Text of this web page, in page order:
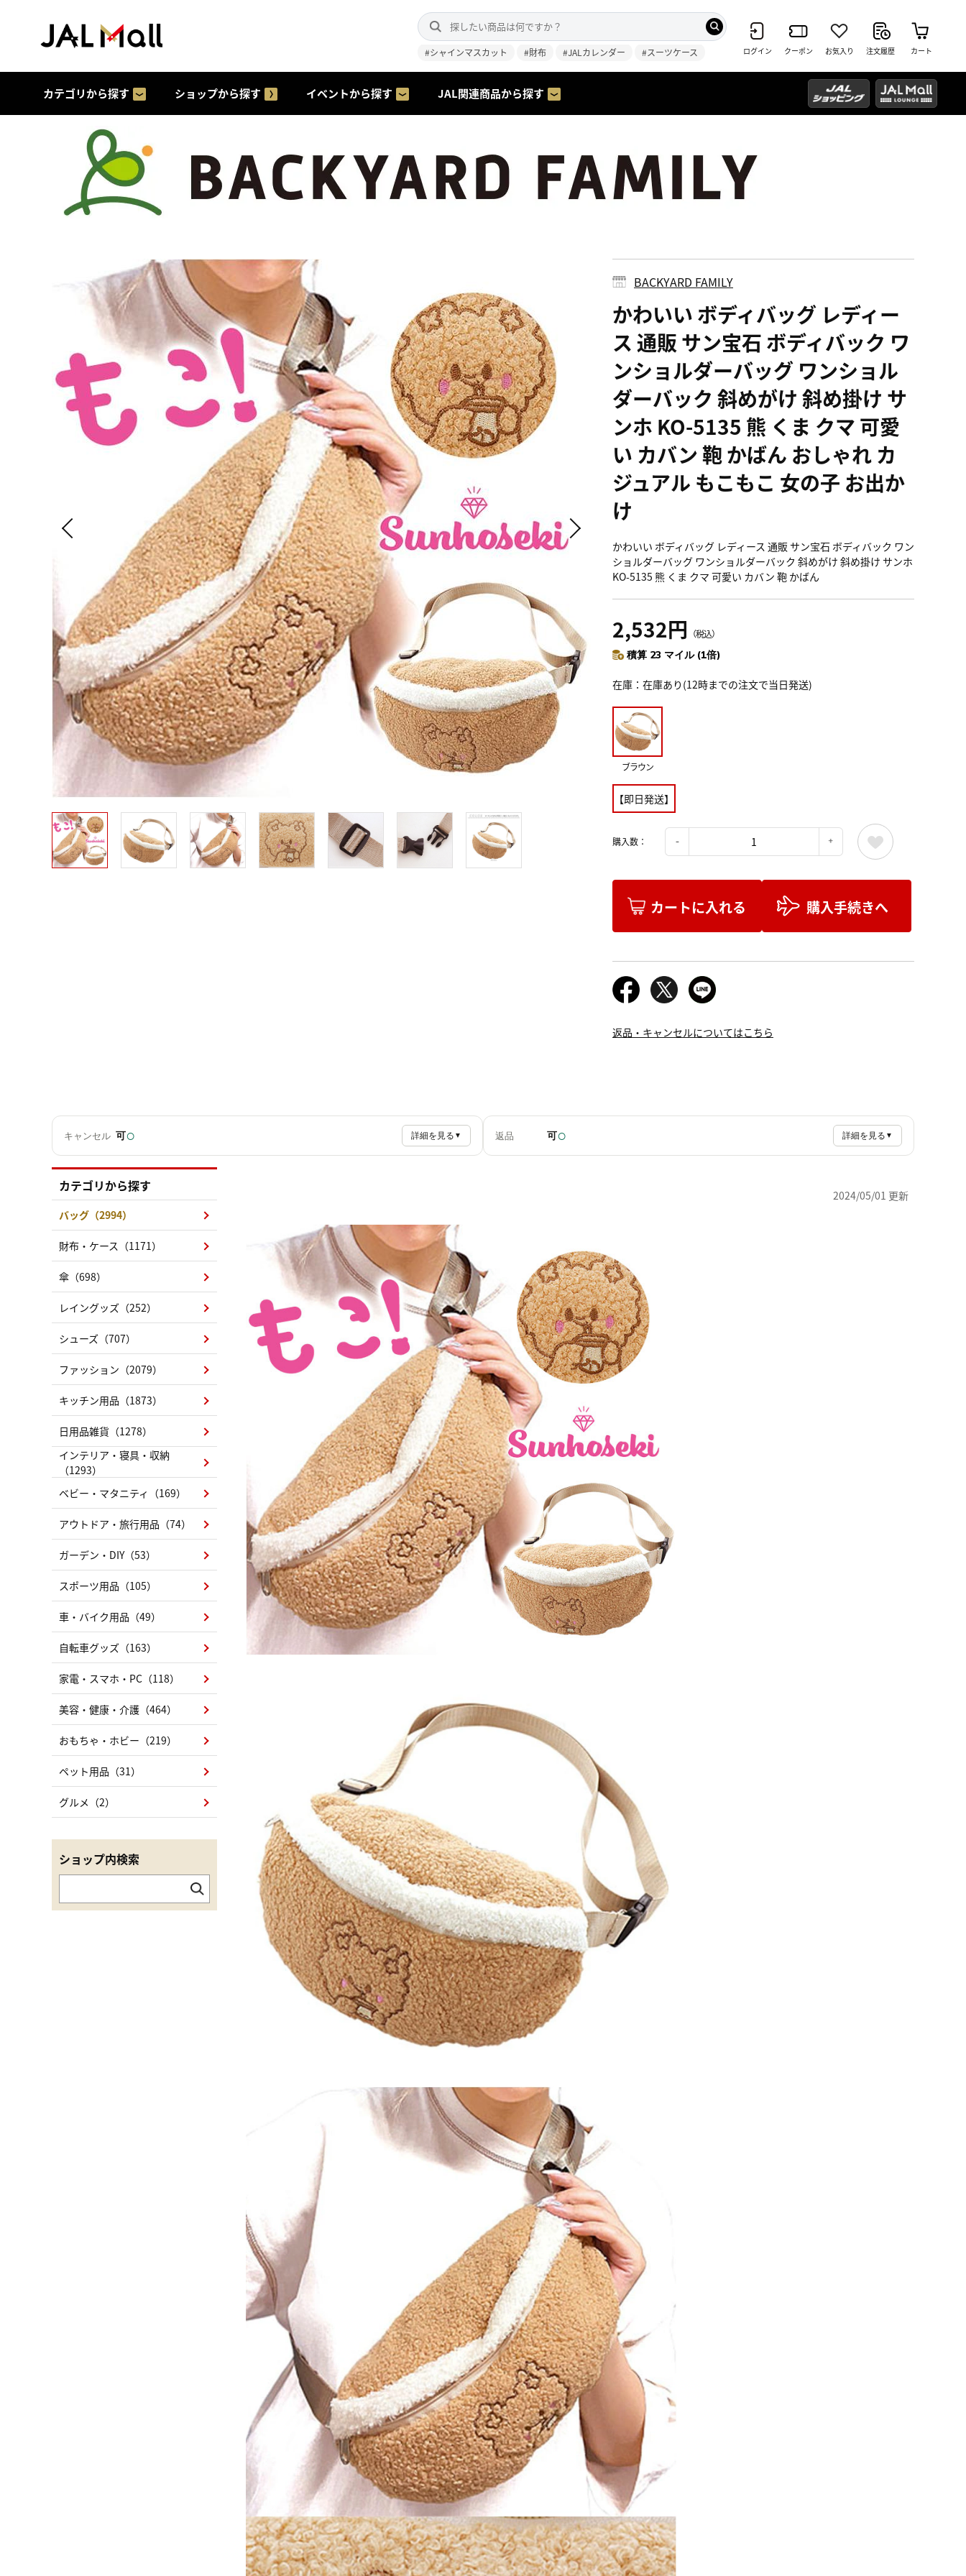
#シャインマスカット #財布 #JALカレンダー #スーツケース ログイン クーポン お気入り 注文履歴 カート
カテゴリから探す ショップから探す イベントから探す JAL関連商品から探す
BACKYARD FAMILY
かわいい ボディバッグ レディー
ス 通販 サン宝石 ボディバック ワ
ンショルダーバッグ ワンショル
ダーバック 斜めがけ 斜め掛け サ
ンホ KO-5135 熊 くま クマ 可愛
い カバン 鞄 かばん おしゃれ カ
ジュアル もこもこ 女の子 お出か
け
かわいい ボディバッグ レディース 通販 サン宝石 ボディバック ワン
ショルダーバッグ ワンショルダーバック 斜めがけ 斜め掛け サンホ
KO-5135 熊 くま クマ 可愛い カバン 鞄 かばん
2,532円 （税込）
積算 23 マイル (1倍)
在庫 在庫あり(12時までの注文で当日発送)
ブラウン
【即日発送】
購入数：
カートに入れる 購入手続きへ
返品・キャンセルについてはこちら
キャンセル 可○ 詳細を見る ▼ 返品 可○ 詳細を見る ▼
2024/05/01 更新
カテゴリから探す
バッグ（2994）
財布・ケース（1171）
傘（698）
レイングッズ（252）
シューズ（707）
ファッション（2079）
キッチン用品（1873）
日用品雑貨（1278）
インテリア・寝具・収納
（1293）
ベビー・マタニティ（169）
アウトドア・旅行用品（74）
ガーデン・DIY（53）
スポーツ用品（105）
車・バイク用品（49）
自転車グッズ（163）
家電・スマホ・PC（118）
美容・健康・介護（464）
おもちゃ・ホビー（219）
ペット用品（31）
グルメ（2）
ショップ内検索